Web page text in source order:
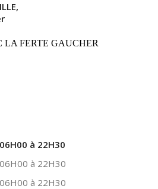
06H00 à 22H30
06H00 à 22H30
06H00 à 22H30